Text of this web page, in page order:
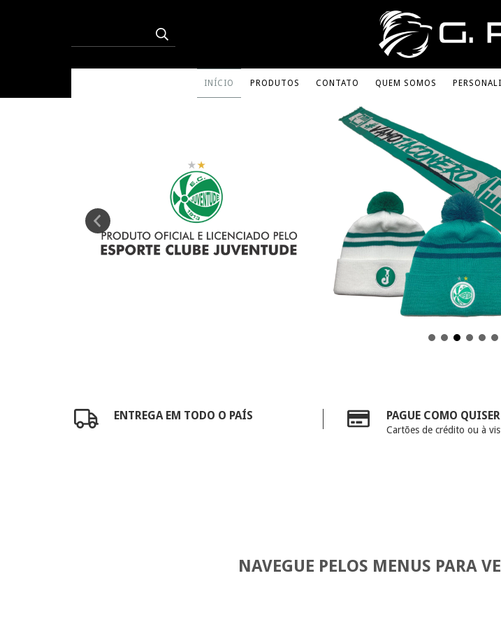
INÍCIO PRODUTOS CONTATO QUEM SOMOS
ENTREGA EM TODO O PAÍS PAGUE COMO QUISER
Cartões de crédito ou à
NAVEGUE PELOS MENUS PARA